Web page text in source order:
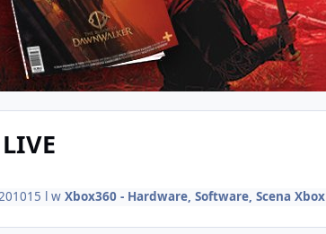
15 lwXbox360 - Hardware, Software, Scena Xbox